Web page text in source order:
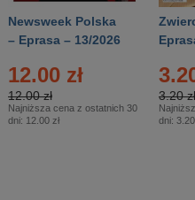
Newsweek Polska
– Eprasa – 13/2026
12.00 zł
12.00 zł
Najniższa cena z ostatnich 30
dni: 12.00 zł
3.20 zł
dni: 3.20